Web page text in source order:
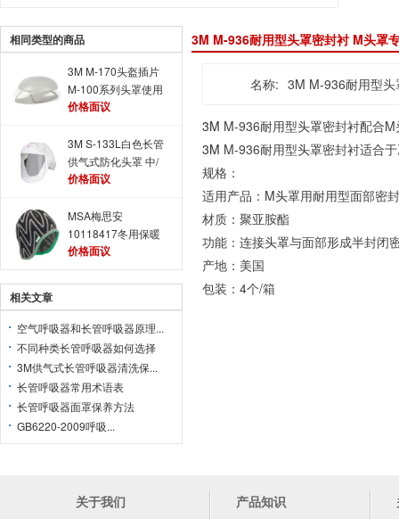
相同类型的商品
3M M-170头盔插片
M-100系列头罩使用
价格面议
3M S-133L白色长管
供气式防化头罩 中/
大号
价格面议
MSA梅思安
10118417冬用保暖
头套 灵巧型 V-Gard
灵巧型冬帽
价格面议
相关文章
空气呼吸器和长管呼吸器原理...
不同种类长管呼吸器如何选择
3M供气式长管呼吸器清洗保...
长管呼吸器常用术语表
长管呼吸器面罩保养方法
GB6220-2009呼吸...
3M M-936耐用型头罩密封衬 M头罩
名称: 3M M-936耐用型头
3M M-936耐用型头罩密封衬配合M
3M M-936耐用型头罩密封衬适合
规格：
适用产品：M头罩用耐用型面部密
材质：聚亚胺酯
功能：连接头罩与面部形成半封闭
产地：美国
包装：4个/箱
关于我们 产品知识